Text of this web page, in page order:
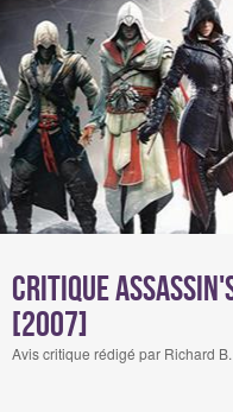
Critique
[2007]
Avis critique rédigé par Richard